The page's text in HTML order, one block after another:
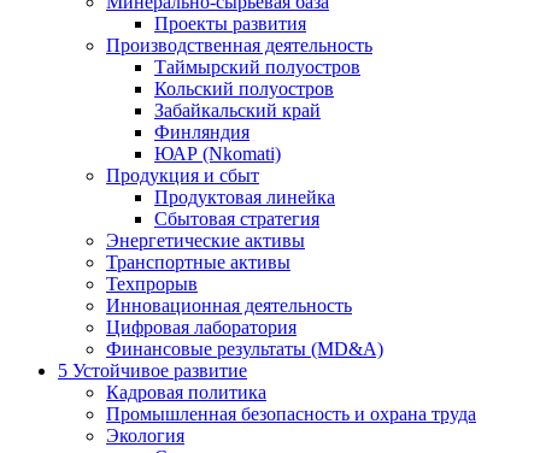
Проекты развития
Производственная деятельность
Таймырский полуостров
Кольский полуостров
Забайкальский край
Финляндия
ЮАР (Nkomati)
Продукция и сбыт
Продуктовая линейка
Сбытовая стратегия
Энергетические активы
Транспортные активы
Техпрорыв
Инновационная деятельность
Цифровая лаборатория
Финансовые результаты (MD&A)
5 Устойчивое развитие
Кадровая политика
Промышленная безопасность и охрана труда
Экология